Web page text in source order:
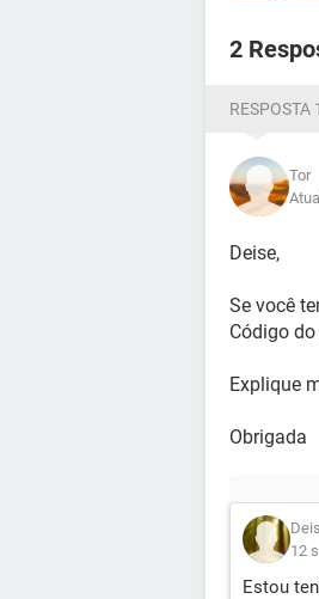
2
RESPOSTA
Tor
Deise,
Se você
Código
Explique
Obrigada
12
Estou